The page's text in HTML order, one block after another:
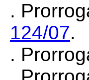
.
124/07.
.